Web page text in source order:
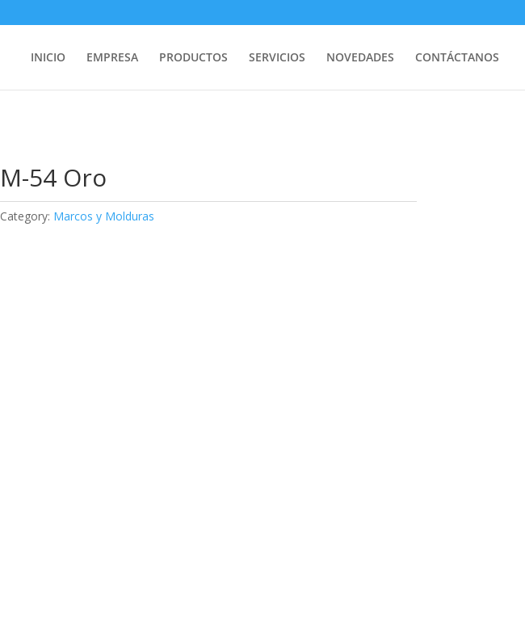
INICIO EMPRESA PRODUCTOS SERVICIOS NOVEDADES CONTÁCTANOS
M-54 Oro
Category: Marcos y Molduras